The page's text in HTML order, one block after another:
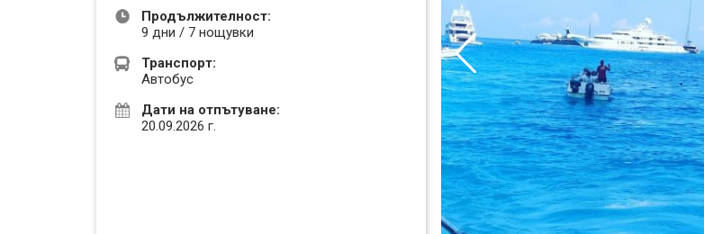
Продължителност:
9 дни / 7 нощувки
Транспорт:
Автобус
Дати на отпътуване:
20.09.2026 г.